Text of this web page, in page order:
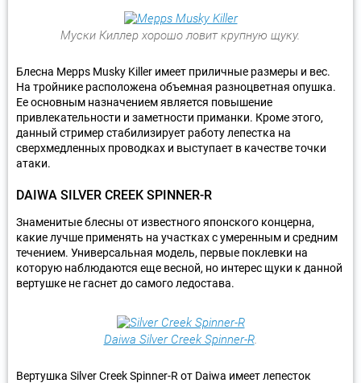
Муски Киллер хорошо ловит крупную щуку.
Блесна Mepps Musky Killer имеет приличные размеры и вес.
На тройнике расположена объемная разноцветная опушка.
Ее основным назначением является повышение
привлекательности и заметности приманки. Кроме этого,
данный стример стабилизирует работу лепестка на
сверхмедленных проводках и выступает в качестве точки
атаки.
DAIWA SILVER CREEK SPINNER-R
Знаменитые блесны от известного японского концерна,
какие лучше применять на участках с умеренным и средним
течением. Универсальная модель, первые поклевки на
которую наблюдаются еще весной, но интерес щуки к данной
вертушке не гаснет до самого ледостава.
Daiwa Silver Creek Spinner-R.
Вертушка Silver Creek Spinner-R от Daiwa имеет лепесток